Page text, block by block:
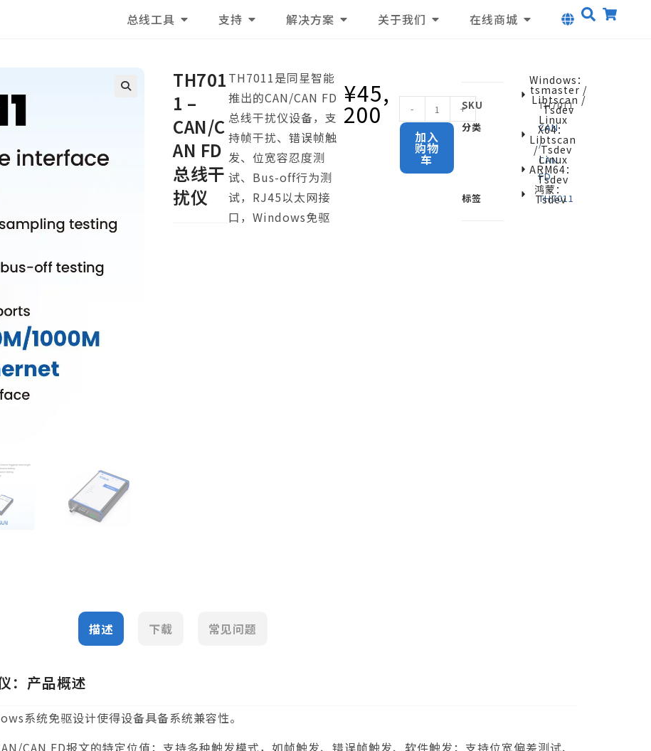
总线工具 支持 解决方案 关于我们 在线商城
TH701
1 –
CAN/C
AN FD
总线干
扰仪
TH7011是同星智能
推出的CAN/CAN FD
总线干扰仪设备，支
持帧干扰、错误帧触
发、位宽容忍度测
试、Bus-off行为测
试，RJ45以太网接
口，Windows免驱
¥45,
200 - +
加入
购物
车
A
SKU
TH7011
分类
CAN
/
CAN
FD
标签
TH7011
Windows：
Tsmaster /
Libtscan /
Tsdev
Linux
X64：
Libtscan
/ Tsdev
Linux
ARM64：
Tsdev
鸿蒙：
Tsdev
描述 下载 常见问题
：产品概述
系统免驱设计使得设备具备系统兼容性。
CAN FD报文的特定位值；支持多种触发模式，如帧触发、错误帧触发、软件触发；支持位宽偏差测试、